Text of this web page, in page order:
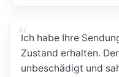
Ich habe Ihre
Zustand erhalten.
unbeschädigt und